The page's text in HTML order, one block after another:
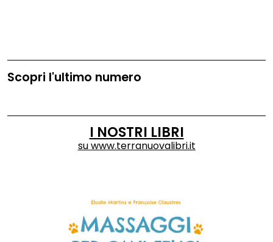
Scopri l'ultimo numero
I NOSTRI LIBRI
suwww.terranuovalibri.it